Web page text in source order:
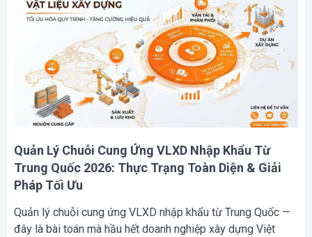
Quản Lý Chuỗi Cung Ứng VLXD Nhập Khẩu Từ
Trung Quốc 2026: Thực Trạng Toàn Diện & Giải
Pháp Tối Ưu
Quản lý chuỗi cung ứng VLXD nhập khẩu từ Trung Quốc —
đây là bài toán mà hầu hết doanh nghiệp xây dựng Việt